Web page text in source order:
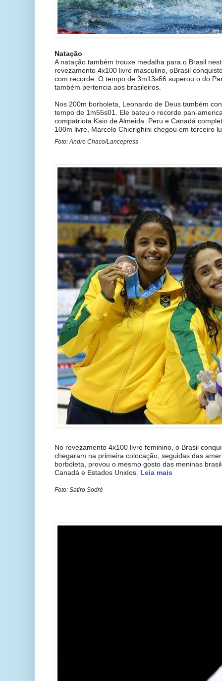
Natação
A natação também trouxe medalha para o Brasil
revezamento 4x100 livre masculino, oBrasil
com recorde. O tempo de 3m13s66 superou o do
também pertencia aos brasileiros.
Nos 200m borboleta, Leonardo de Deus também
tempo de 1m55s01. Ele bateu o recorde pan-
compatriota Kaio de Almeida. Peru e Canadá
100m livre, Marcelo Chierighini chegou em terceiro
Foto: Andre Chaco/Lancepress
No revezamento 4x100 livre feminino, o Brasil
chegaram na primeira colocação, seguidas das
borboleta, provou o mesmo gosto das meninas
Canadá e Estados Unidos. Leia mais
Foto: Satiro Sodré